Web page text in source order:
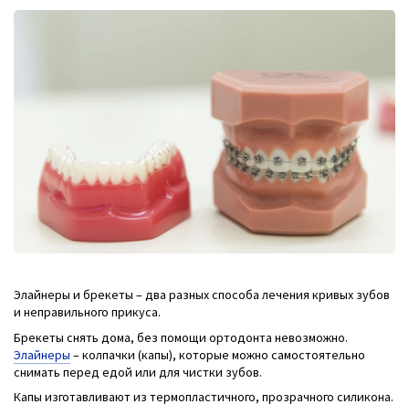
Элайнеры и брекеты – два разных способа лечения кривых зубов
и неправильного прикуса.
Брекеты снять дома, без помощи ортодонта невозможно.
Элайнеры – колпачки (капы), которые можно самостоятельно
снимать перед едой или для чистки зубов.
Капы изготавливают из термопластичного, прозрачного силикона.